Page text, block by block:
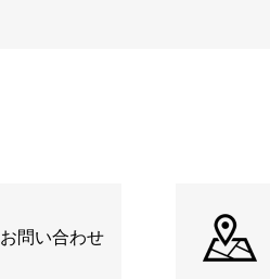
お問い合わせ